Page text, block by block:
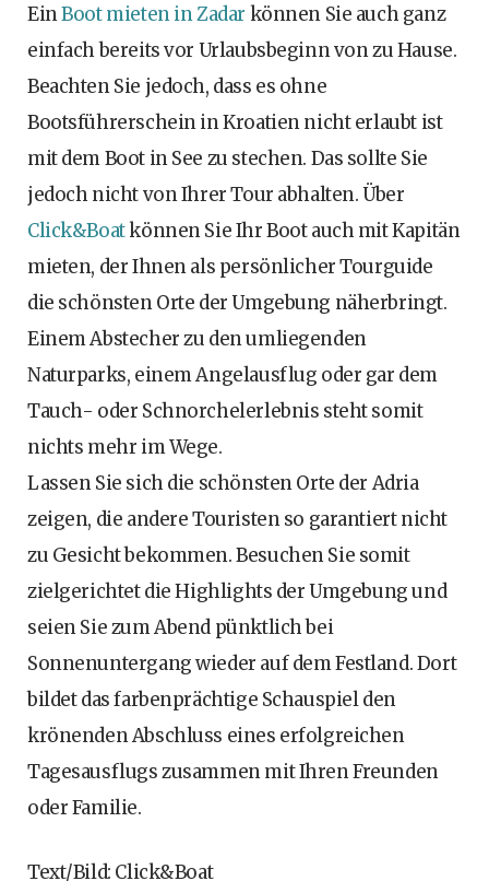
EinBoot mieten in Zadar können Sie auch ganz
einfach bereits vor Urlaubsbeginn von zu Hause.
Beachten Sie jedoch, dass es ohne
Bootsführerschein in Kroatien nicht erlaubt ist
mit dem Boot in See zu stechen. Das sollte Sie
jedoch nicht von Ihrer Tour abhalten. Über
Click&Boatkönnen Sie Ihr Boot auch mit Kapitän
mieten, der Ihnen als persönlicher Tourguide
die schönsten Orte der Umgebung näherbringt.
Einem Abstecher zu den umliegenden
Naturparks, einem Angelausflug oder gar dem
Tauch- oder Schnorchelerlebnis steht somit
nichts mehr im Wege.
Lassen Sie sich die schönsten Orte der Adria
zeigen, die andere Touristen so garantiert nicht
zu Gesicht bekommen. Besuchen Sie somit
zielgerichtet die Highlights der Umgebung und
seien Sie zum Abend pünktlich bei
Sonnenuntergang wieder auf dem Festland. Dort
bildet das farbenprächtige Schauspiel den
krönenden Abschluss eines erfolgreichen
Tagesausflugs zusammen mit Ihren Freunden
oder Familie.
Text/Bild: Click&Boat